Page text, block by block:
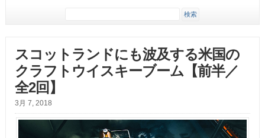
スコットランドにも波及する米国の
クラフトウイスキーブーム【前半／
全2回】
3月 7, 2018